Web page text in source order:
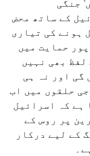
جنگی
کے ساتھ محض
ہونے کی تیاری
حمایت میں
بھی نہیں
گی اور نہ ہی
حلقوں میں اب
ہے کہ اسرائیل
پر روس کے
کے لیے درکار